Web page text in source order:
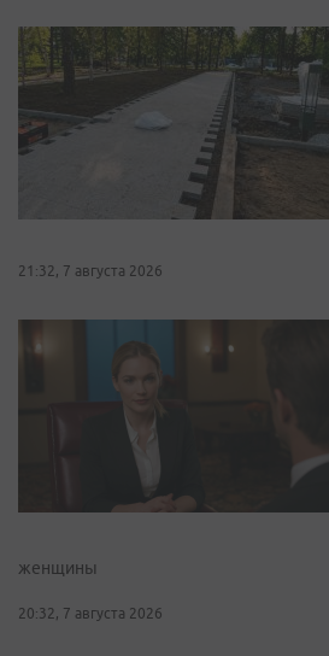
21:32, 7 августа 2026
женщины
20:32, 7 августа 2026